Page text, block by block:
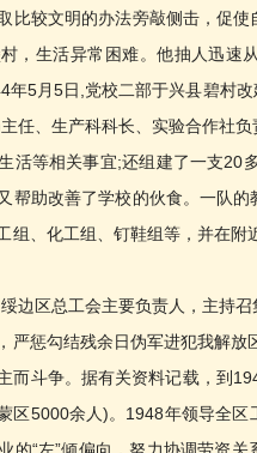
比较文明的办法旁敲侧击，促
，生活异常困难。他抽人迅速
年5月5日,党校二部于兴县碧村
任、生产科科长、实验合作社
活等相关事宜;还组建了一支20
帮助改善了学校的伙食。一队
组、化工组、钉鞋组等，并在
区总工会主要负责人，主持召
严惩勾结残余日伪军进犯我解放
而斗争。据有关资料记载，到
区5000余人)。1948年领导全